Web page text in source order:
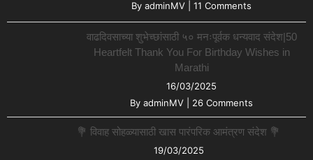
By adminMV 11 Comments
वाढदिवसाच्या शुभेच्छांसाठी ५० मनःपूर्वक धन्यवाद संदेश|50
Heartfelt Thank You For Birthday Wishes in
Marathi
16/03/2025
By adminMV 26 Comments
💐 विवाह सोहळ्यासाठी खास पारंपरिक आमंत्रण संदेश 💐
19/03/2025